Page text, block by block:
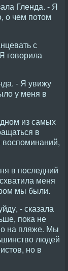
Гленда. - Я
о чем потом
с
говорила
- Я увижу
у меня в
из самых
в
воспоминаний,
в последний
меня
мы были.
- сказала
пока не
на пляже. Мы
людей
но в